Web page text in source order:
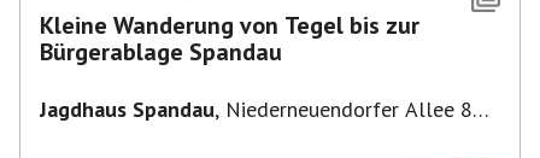
Kleine Wanderung von Tegel bis zur
Bürgerablage Spandau
Jagdhaus Spandau, Niederneuendorfer Allee 80,